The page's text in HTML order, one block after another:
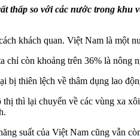
thấp so với các nước trong
khách quan. Việt Nam là một
chỉ còn khoảng trên 36% là
bị thiên lệch về thâm dụng lao
thì lại chuyển về các vùng xa
suất của Việt Nam cũng vẫn